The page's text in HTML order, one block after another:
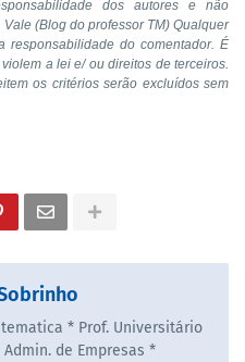
dos autores e não
(Blog do professor TM) Qualquer
responsabilidade do comentador. É
a lei e/ ou direitos de terceiros.
os critérios serão excluídos sem
* Prof. Universitário
Admin. de Empresas *